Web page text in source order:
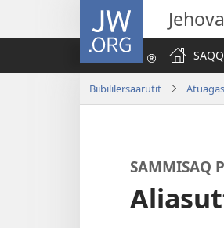
JW.ORG
Biibililersaarutit
SAMMISAQ